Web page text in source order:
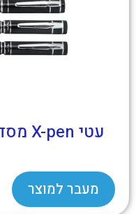
עטי X-pen מסדרת סורנטו Sorrento
מעבר למוצר